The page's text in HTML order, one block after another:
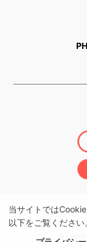
当サイトでは
以下をご覧ください
©